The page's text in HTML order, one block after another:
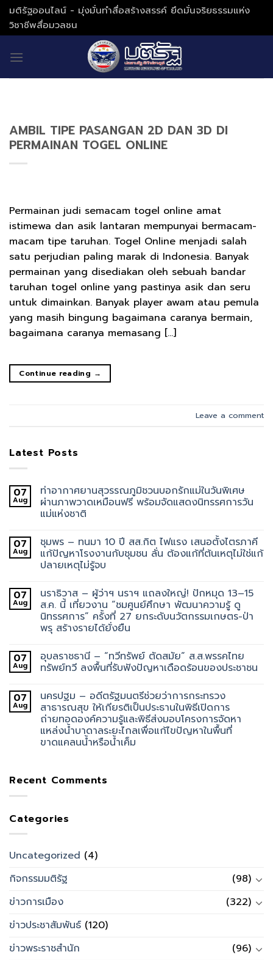
Skip
to
content
มติรัฐออนไลน์ - มุ่งมั่นทำสื่อสร้างสรรค์ ยึดมั่นจริยธรรมแห่ง
วิชาชีพสื่อมวลชน
AMBIL TIPE PASANGAN 2D DAN 3D DI
PERMAINAN TOGEL ONLINE
Permainan judi semacam togel online amat
istimewa dan asik lantaran mempunyai bermacam-
macam tipe taruhan. Togel Online menjadi salah
satu perjudian paling marak di Indonesia. Banyak
permainan yang disediakan oleh sebuah bandar
taruhan togel online yang pastinya asik dan seru
untuk dimainkan. Banyak player awam atau pemula
yang masih bingung bagaimana caranya bermain,
bagaimana caranya memasang […]
Continue reading →
Leave a comment
Latest Posts
07
Aug
ท่าอากาศยานสุวรรณภูมิชวนบอกรักแม่ในวันพิเศษ
ผ่านภาพวาดเหมือนฟรี พร้อมจัดแสดงนิทรรศการวัน
แม่แห่งชาติ
07
Aug
ชุมพร – ทนมา 10 ปี สส.กิต ไฟแรง เสนอตั้งไตรภาคี
แก้ปัญหาโรงงานกับชุมชน ลั่น ต้องแก้ที่ต้นเหตุไม่ใช่แก้
ปลายเหตุไม่รู้จบ
07
Aug
นราธิวาส – ผู้ว่าฯ นราฯ แถลงใหญ่! ปักหมุด 13–15
ส.ค. นี้ เที่ยวงาน “ชมศูนย์ศึกษา พัฒนาความรู้ ดู
นิทรรศการ” ครั้งที่ 27 ยกระดับนวัตกรรมเกษตร-ป่า
พรุ สร้างรายได้ยั่งยืน
07
Aug
อุบลราชธานี – “ทวีทรัพย์ ตัดสมัย” ส.ส.พรรคไทย
ทรัพย์ทวี ลงพื้นที่รับฟังปัญหาเดือดร้อนของประชาชน
07
Aug
นครปฐม – อดีตรัฐมนตรีช่วยว่าการกระทรวง
สาธารณสุข ให้เกียรติเป็นประธานในพิธีเปิดการ
ถ่ายทอดองค์ความรู้และพิธีส่งมอบโครงการจัดหา
แหล่งน้ำบาดาลระยะไกลเพื่อแก้ไขปัญหาในพื้นที่
ขาดแคลนน้ำหรือน้ำเค็ม
Recent Comments
Categories
Uncategorized (4)
กิจกรรมมติรัฐ
(98)
ข่าวการเมือง
(322)
ข่าวประชาสัมพันธ์ (120)
ข่าวพระราชสำนัก
(96)